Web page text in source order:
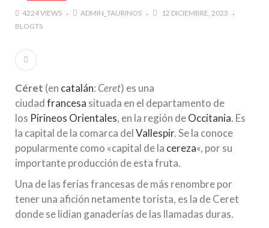
4224 VIEWS ADMIN_TAURINOS
12 DICIEMBRE, 2023
BLOGTS
Céret (en catalán: Ceret) es una
ciudadfrancesa situada en el departamento de
los Pirineos Orientales, en la región deOccitania. Es
la capital de la comarca delVallespir. Se la conoce
popularmente como «capital de la cereza«, por su
importante producción de esta fruta.
Una de las ferias francesas de más renombre por
tener una afición netamente torista, es la de Ceret
donde se lidian ganaderías de las llamadas duras.